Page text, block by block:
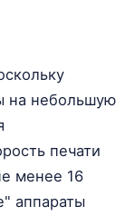
на небольшую
печати
менее 16
аппараты